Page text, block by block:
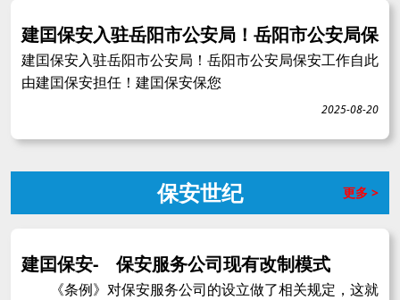
建囯保安入驻岳阳市公安局！岳阳市公安局保
建囯保安入驻岳阳市公安局！岳阳市公安局保安工作自此
由建囯保安担任！建囯保安保您
2025-08-20
保安世纪 更多 >
建囯保安- 保安服务公司现有改制模式
《条例》对保安服务公司的设立做了相关规定，这就